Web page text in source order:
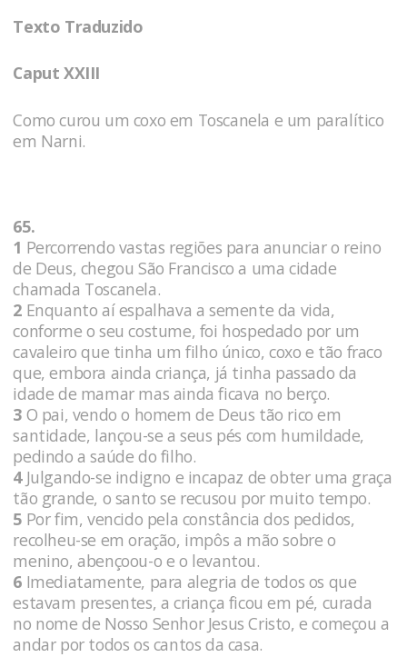
Texto Traduzido
Caput XXIII
Como curou um coxo em Toscanela e um paralítico
em Narni.
65.
1 Percorrendo vastas regiões para anunciar o reino
de Deus, chegou São Francisco a uma cidade
chamada Toscanela.
2 Enquanto aí espalhava a semente da vida,
conforme o seu costume, foi hospedado por um
cavaleiro que tinha um filho único, coxo e tão fraco
que, embora ainda criança, já tinha passado da
idade de mamar mas ainda ficava no berço.
3 O pai, vendo o homem de Deus tão rico em
santidade, lançou-se a seus pés com humildade,
pedindo a saúde do filho.
4Julgando-se indigno e incapaz de obter uma graça
tão grande, o santo se recusou por muito tempo.
5 Por fim, vencido pela constância dos pedidos,
recolheu-se em oração, impôs a mão sobre o
menino, abençoou-o e o levantou.
6 Imediatamente, para alegria de todos os que
estavam presentes, a criança ficou em pé, curada
no nome de Nosso Senhor Jesus Cristo, e começou a
andar por todos os cantos da casa.